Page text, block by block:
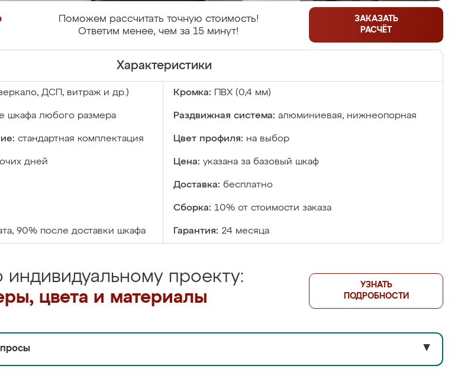
Поможем рассчитать точную стоимость!
Ответим менее, чем за 15 минут!
ЗАКАЗАТЬ
РАСЧЁТ
Характеристики
ДСП, витраж и др.) Кромка: ПВХ (0,4 мм)
шкафа любого размера Раздвижная система: алюминиевая, нижнеопорная
стандартная комплектация Цвет профиля: на выбор
дней Цена: указана за базовый шкаф
Доставка: бесплатно
Сборка: 10% от стоимости заказа
90% после доставки шкафа Гарантия: 24 месяца
индивидуальному проекту:
цвета и материалы
УЗНАТЬ
ПОДРОБНОСТИ
▼